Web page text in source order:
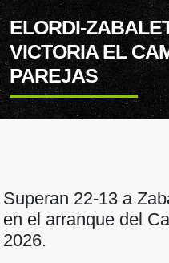
ELORDI-
VICTORIA EL
PAREJAS
Superan 22-13 a
en el arranque del
2026.